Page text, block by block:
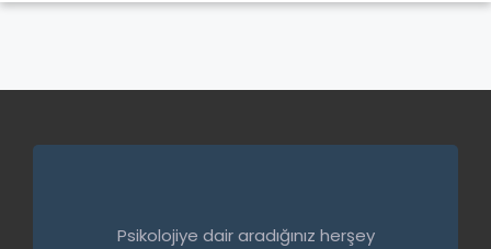
Psikolojiye dair aradığınız herşey